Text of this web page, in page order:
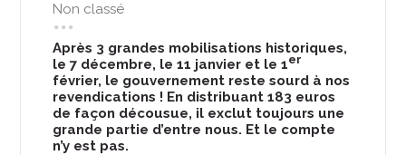
Non classé
Après 3 grandes mobilisations historiques,
le 7 décembre, le 11 janvier et le 1er
février, le gouvernement reste sourd à nos
revendications ! En distribuant 183 euros
de façon décousue, il exclut toujours une
grande partie d’entre nous. Et le compte
n’y est pas.